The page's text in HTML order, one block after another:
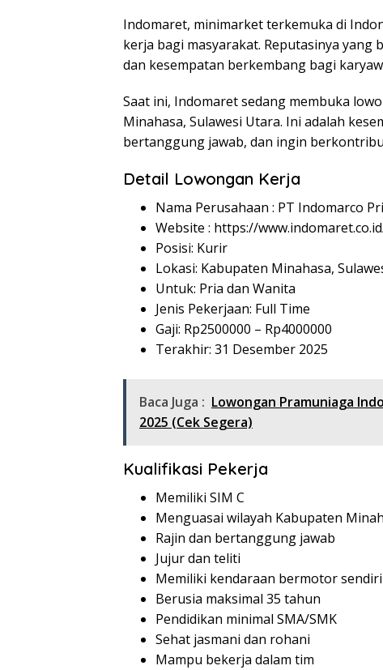
Indomaret, minimarket terkemuka di
kerja bagi masyarakat. Reputasinya
dan kesempatan berkembang bagi
Saat ini, Indomaret sedang membuka
Minahasa, Sulawesi Utara. Ini adalah
bertanggung jawab, dan ingin
Detail Lowongan Kerja
Nama Perusahaan : PT Indomarco
Website : https://
Posisi: Kurir
Lokasi: Kabupaten Minahasa,
Untuk: Pria dan Wanita
Jenis Pekerjaan: Full Time
Gaji: Rp2500000 – Rp4000000
Terakhir: 31 Desember 2025
Baca Juga : Lowongan Pramuniaga
2025 (Cek Segera)
Kualifikasi Pekerja
Memiliki SIM C
Menguasai wilayah Kabupaten
Rajin dan bertanggung jawab
Jujur dan teliti
Memiliki kendaraan bermotor
Berusia maksimal 35 tahun
Pendidikan minimal SMA/SMK
Sehat jasmani dan rohani
Mampu bekerja dalam tim